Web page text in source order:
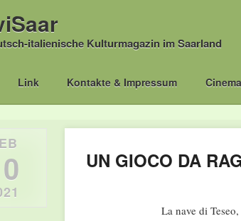
italienische Kulturmagazin im Saarland
Link Kontakte & Impressum Cinema
UN GIOCO DA
La nave di